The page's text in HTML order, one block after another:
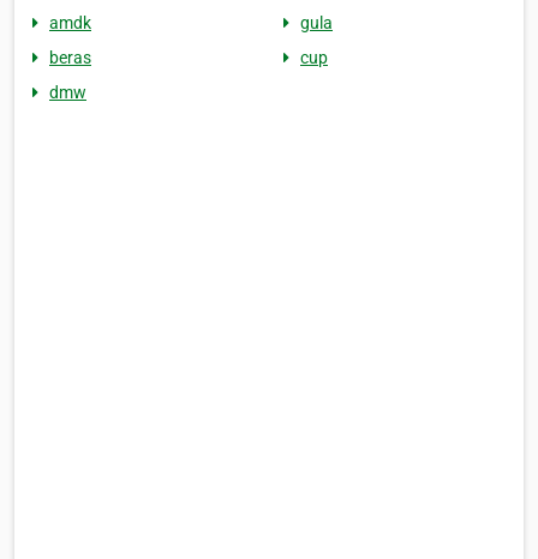
amdk
gula
beras
cup
dmw